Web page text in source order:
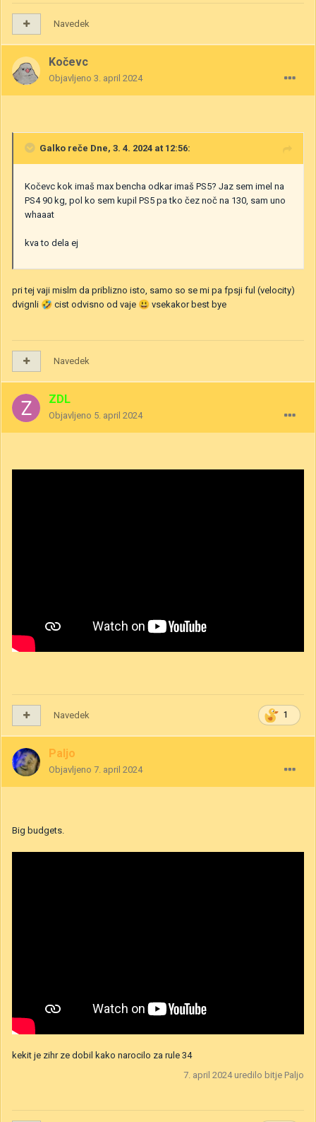
Navedek
Kočevc
Objavljeno 3. april 2024
Galko reče Dne, 3. 4. 2024 at 12:56:
Kočevc kok imaš max bencha odkar imaš PS5? Jaz sem imel na
PS4 90 kg, pol ko sem kupil PS5 pa tko čez noč na 130, sam uno
whaaat
kva to dela ej
pri tej vaji mislm da priblizno isto, samo so se mi pa fpsji ful (velocity)
dvignli 🤣 cist odvisno od vaje 😃 vsekakor best bye
Navedek
ZDL
Objavljeno 5. april 2024
1
Navedek
Paljo
Objavljeno 7. april 2024
Big budgets.
kekit je zihr ze dobil kako narocilo za rule 34
7. april 2024uredilo bitje Paljo